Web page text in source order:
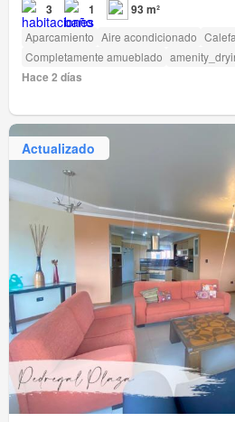
3 1 93 m²
Aparcamiento Aire acondicionado
Completamente amueblado
Hace 2 días
Actualizado